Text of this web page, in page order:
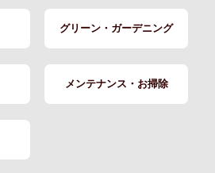
グリーン・ガーデニング
メンテナンス・お掃除